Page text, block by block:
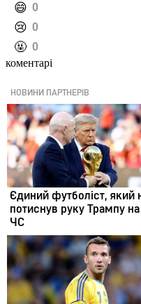
️😄 0
️😢 0
️🤬 0
коментарі